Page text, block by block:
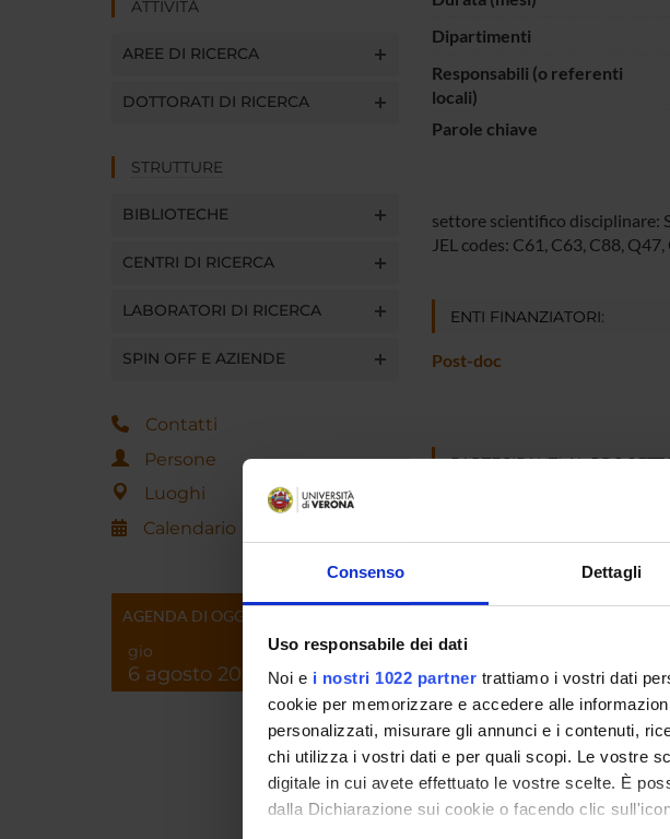
Consenso Dettagli
Uso responsabile dei dati
Noi e i nostri 1022 partner trattiamo i vostri dati
cookie per memorizzare e accedere alle
personalizzati, misurare gli annunci e i contenuti,
chi utilizza i vostri dati e per quali scopi. Le vostre
digitale in cui avete effettuato le vostre scelte. È
dalla Dichiarazione sui cookie o facendo clic
ATTIVITÀ
AREE DI RICERCA
DOTTORATI DI RICERCA
STRUTTURE
BIBLIOTECHE
CENTRI DI RICERCA
LABORATORI DI RICERCA
SPIN OFF E AZIENDE
Contatti
Persone
Luoghi
Calendario
AGENDA DI OGGI
gio
6 agosto 2026
Dipartimenti
Responsabili (o referenti
locali)
Parole chiave
settore scientifico disciplinare:
JEL codes: C61, C63, C88,
ENTI FINANZIATORI:
Post-doc
PARTECIPANTI AL
Data Collection and Data
Metodi quantitativi per
Econometric Modeling
Economia dell’ambiente,
Energy